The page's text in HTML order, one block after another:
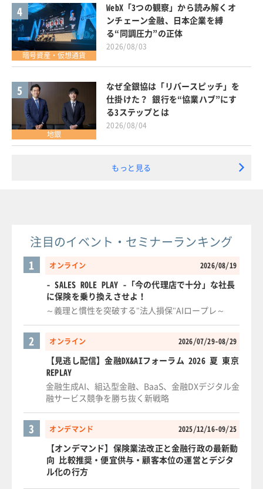
4
暗号資産・仮想通貨
WebX「3つの観察」から読み解くオ
ンチェーン金融、日本企業を縛
る“同調圧力”の正体
2026/08/03
5
地銀
なぜ全銀協は「リバースピッチ」を
仕掛けた？ 銀行を“協業ハブ”にす
る3ステップとは
2026/08/04
もっと見る
注目のイベント・セミナーランキング
オンライン 2026/08/19
1
- SALES ROLE PLAY -「今の代理店で十分」な社長
に保険を乗り換えさせよ！
～義理と慣性を突破する"法人損保"AIロープレ～
オンライン 2026/07/29-08/29
2
【見逃し配信】金融DX&AIフォーラム 2026 夏 東京
REPLAY
金融生成AI、組込型金融、BaaS、金融DXデジタル金
融サービス競争を勝ち抜く新戦略
オンデマンド 2025/12/16-09/25
3
【オンデマンド】保険業法改正と金融行政の最新動
向 比較推奨・便宜供与・顧客本位の運営とデジタ
ル化の行方